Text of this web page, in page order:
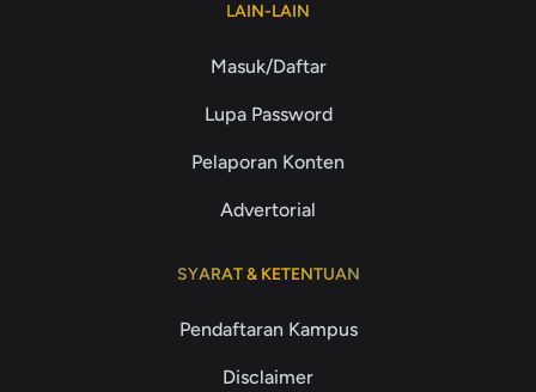
LAIN-LAIN
Masuk/Daftar
Lupa Password
Pelaporan Konten
Advertorial
SYARAT & KETENTUAN
Pendaftaran Kampus
Disclaimer